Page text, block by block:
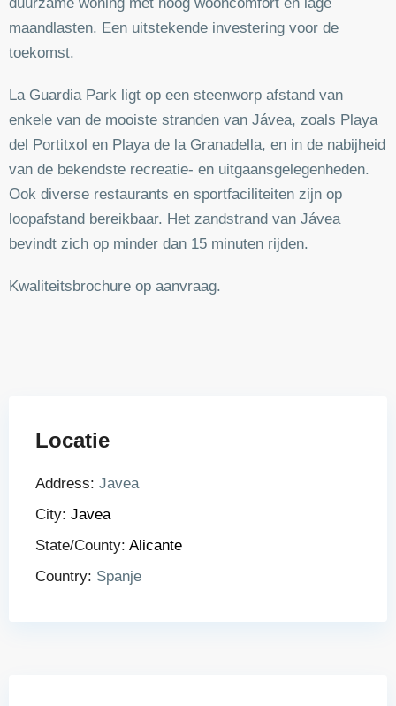
maandlasten. Een uitstekende investering voor de
toekomst.
La Guardia Park ligt op een steenworp afstand van
enkele van de mooiste stranden van Jávea, zoals Playa
del Portitxol en Playa de la Granadella, en in de nabijheid
van de bekendste recreatie- en uitgaansgelegenheden.
Ook diverse restaurants en sportfaciliteiten zijn op
loopafstand bereikbaar. Het zandstrand van Jávea
bevindt zich op minder dan 15 minuten rijden.
Kwaliteitsbrochure op aanvraag.
Locatie
Address: Javea
City: Javea
State/County: Alicante
Country: Spanje